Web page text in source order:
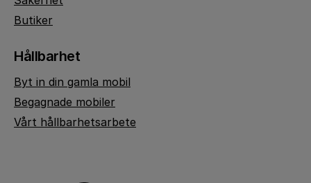
Butiker
Hållbarhet
Byt in din gamla mobil
Begagnade mobiler
Vårt hållbarhetsarbete